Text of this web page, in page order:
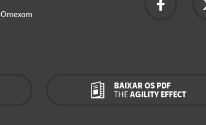
Omexom
BAIXAR OS PDF
THEAGILITY EFFECT